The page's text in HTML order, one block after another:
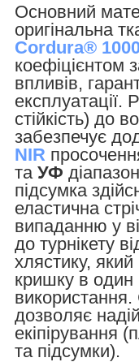
Основний
оригінальна
Cordura®
коефіцієнтом
впливів,
експлуатації.
стійкість) до
забезпечує
NIR
та УФ
підсумка
еластична
випаданню у
до турнікету
хлястику,
кришку в
дозволяє
екіпірування
та підсумки).